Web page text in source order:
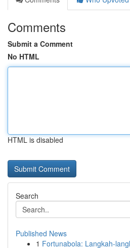
Comments
Submit a Comment
No HTML
HTML is disabled
Search
Published News
1 Fortunabola: Langkah-